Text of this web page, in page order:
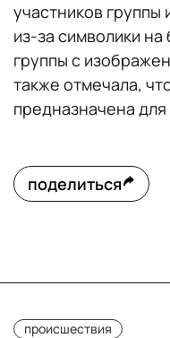
участников
из-за символики
группы с
также отмечала,
предназначена
поделиться
происшествия